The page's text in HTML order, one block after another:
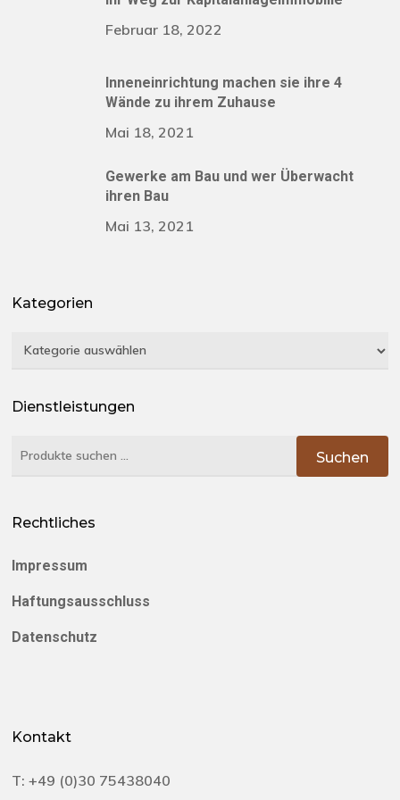
Februar 18, 2022
Inneneinrichtung machen sie ihre 4
Wände zu ihrem Zuhause
Mai 18, 2021
Gewerke am Bau und wer Überwacht
ihren Bau
Mai 13, 2021
Kategorien
Kategorien
Dienstleistungen
Suchen
Suchen
Rechtliches
Impressum
Haftungsausschluss
Datenschutz
Kontakt
T:+49 (0)30 75438040‬